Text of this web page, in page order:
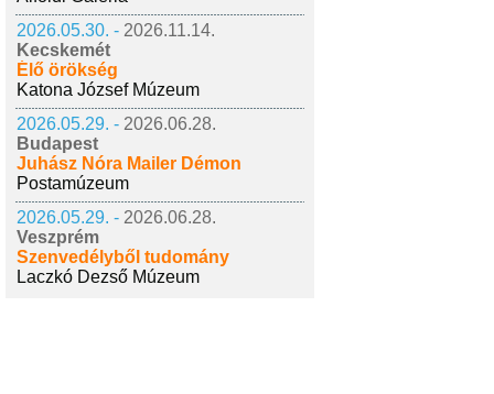
2026.05.30. - 2026.11.14.
Kecskemét
Élő örökség
Katona József Múzeum
2026.05.29. - 2026.06.28.
Budapest
Juhász Nóra Mailer Démon
Postamúzeum
2026.05.29. - 2026.06.28.
Veszprém
Szenvedélyből tudomány
Laczkó Dezső Múzeum